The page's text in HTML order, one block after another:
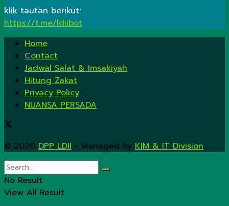
klik tautan berikut:
https://t.me/ldiibot
Home
Contact
Jadwal Salat & Imsakiyah
Hitung Zakat
Privacy Policy
NUANSA PERSADA
© 2020 DPP LDII - Managed by KIM & IT Division.
No Result
View All Result